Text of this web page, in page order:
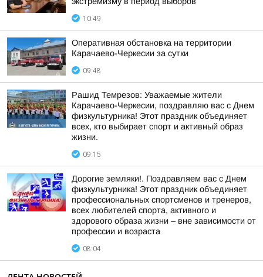
10:49
Оперативная обстановка на территории
Карачаево-Черкесии за сутки
09:48
Рашид Темрезов: Уважаемые жители
Карачаево-Черкесии, поздравляю вас с Днем
физкультурника! Этот праздник объединяет
всех, кто выбирает спорт и активный образ
жизни.
09:15
Дорогие земляки!. Поздравляем вас с Днем
физкультурника! Этот праздник объединяет
профессиональных спортсменов и тренеров,
всех любителей спорта, активного и
здорового образа жизни – вне зависимости от
профессии и возраста
08:04